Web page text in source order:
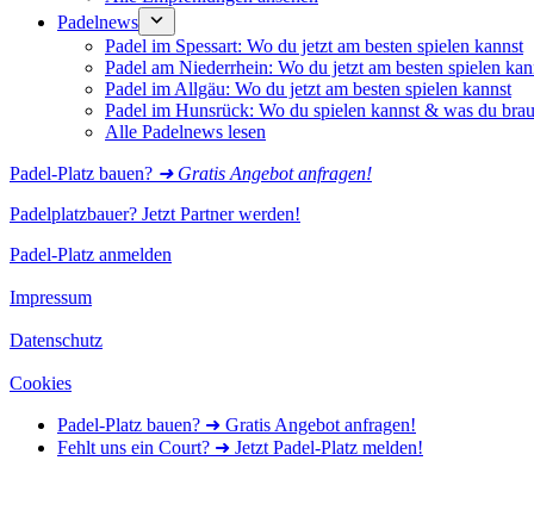
Padelnews
Padel im Spessart: Wo du jetzt am besten spielen kannst
Padel am Niederrhein: Wo du jetzt am besten spielen
Padel im Allgäu: Wo du jetzt am besten spielen kannst
Padel im Hunsrück: Wo du spielen kannst & was du
Alle Padelnews lesen
Padel-Platz bauen? ➜ Gratis Angebot anfragen!
Padelplatzbauer? Jetzt Partner werden!
Padel-Platz anmelden
Impressum
Datenschutz
Cookies
Padel-Platz bauen? ➜ Gratis Angebot anfragen!
Fehlt uns ein Court? ➜ Jetzt Padel-Platz melden!